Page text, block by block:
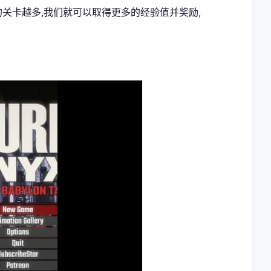
卡越多,我们就可以取得更多的经验值并奖励,